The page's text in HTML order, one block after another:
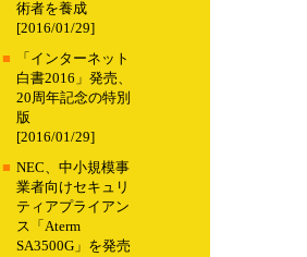
術者を養成
[2016/01/29]
■
「インターネット
白書2016」発売、
20周年記念の特別
版
[2016/01/29]
■ NEC、中小規模事
業者向けセキュリ
ティアプライアン
ス「Aterm
SA3500G」を発売